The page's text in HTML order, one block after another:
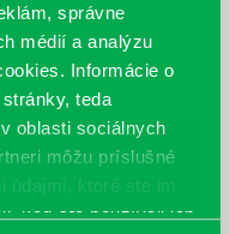
správne
médií a analýzu
Informácie o
teda
oblasti sociálnych
môžu príslušné
údajmi, ktoré ste im
keď ste používali ich